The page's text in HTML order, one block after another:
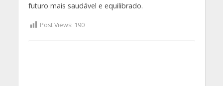
futuro mais saudável e equilibrado.
Post Views: 190